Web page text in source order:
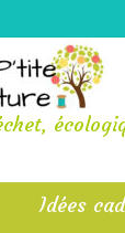
Idées